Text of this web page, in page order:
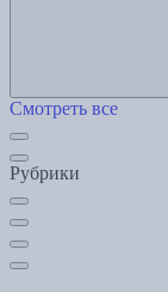
Смотреть все
Рубрики